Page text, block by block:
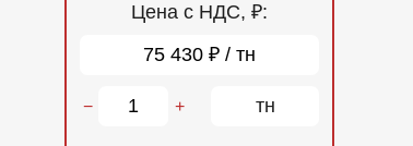
Цена с НДС, ₽:
75 430 ₽ / тн
− + тн